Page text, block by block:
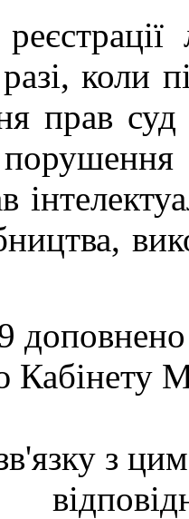
коли
прав суд
з